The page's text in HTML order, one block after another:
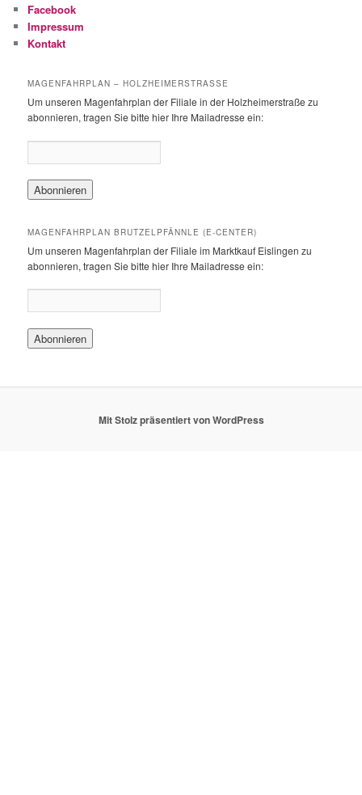
n
Facebook
Impressum
Kontakt
MAGENFAHRPLAN – HOLZHEIMERSTRASSE
Um unseren Magenfahrplan der Filiale in der Holzheimerstraße zu
abonnieren, tragen Sie bitte hier Ihre Mailadresse ein:
MAGENFAHRPLAN BRUTZELPFÄNNLE (E-CENTER)
Um unseren Magenfahrplan der Filiale im Marktkauf Eislingen zu
abonnieren, tragen Sie bitte hier Ihre Mailadresse ein:
Mit Stolz präsentiert von WordPress